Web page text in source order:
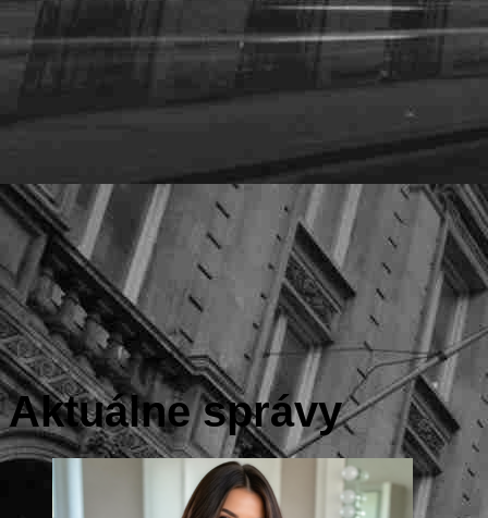
Aktuálne správy